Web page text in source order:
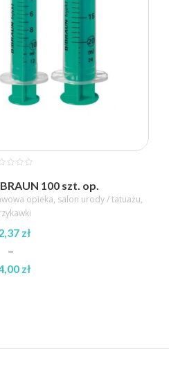
100 szt. op.
opieka, salon urody / tatuażu,
zł
–
zł